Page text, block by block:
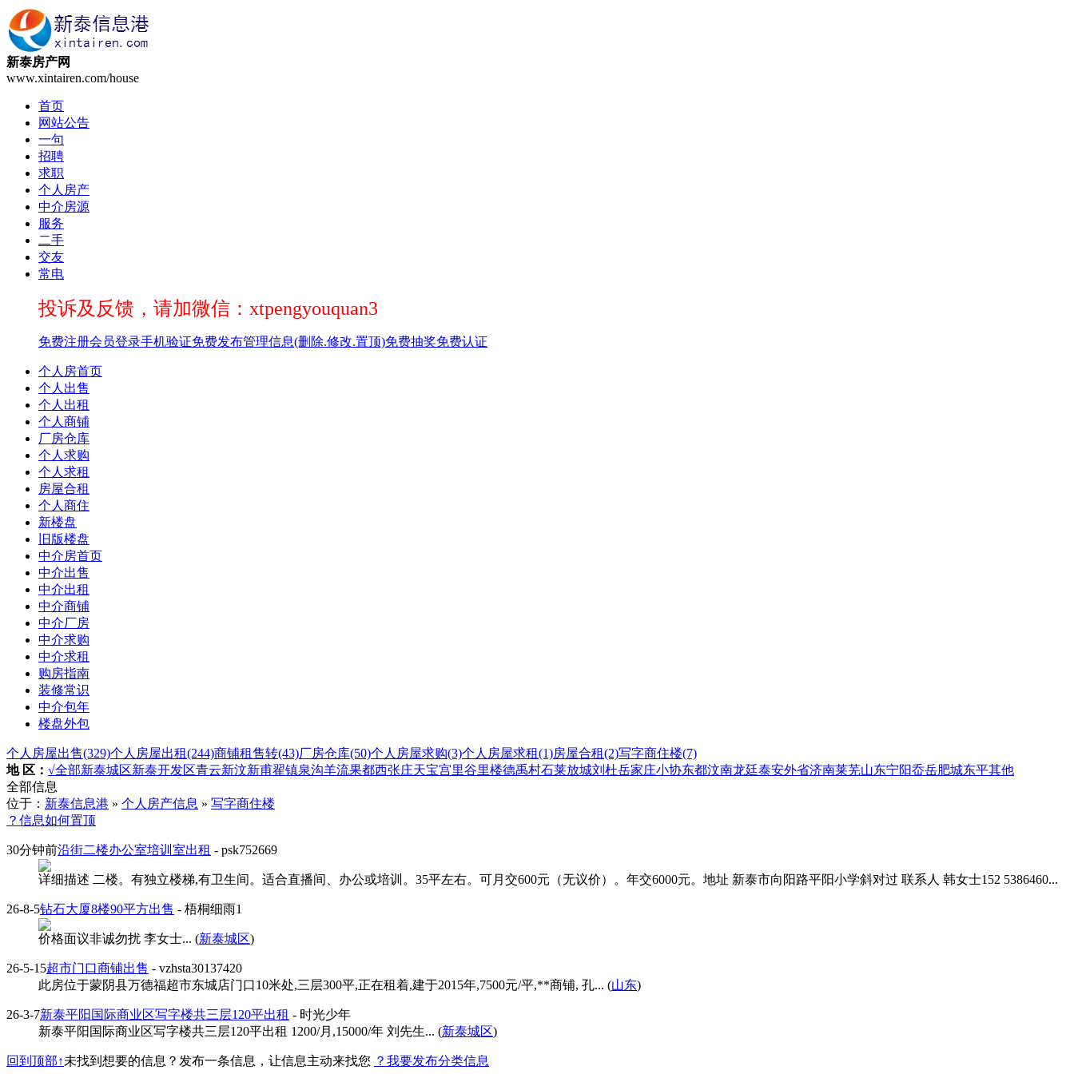
新泰房产网
www.xintairen.com/house
首页
网站公告
一句
招聘
求职
个人房产
中介房源
服务
二手
交友
常电
投诉及反馈，请加微信：xtpengyouquan3
免费注册会员登录手机验证免费发布管理信息(删除.修改.置顶)免费抽奖免费认证
个人房首页
个人出售
个人出租
个人商铺
厂房仓库
个人求购
个人求租
房屋合租
个人商住
新楼盘
旧版楼盘
中介房首页
中介出售
中介出租
中介商铺
中介厂房
中介求购
中介求租
购房指南
装修常识
中介包年
楼盘外包
个人房屋出售(329)个人房屋出租(244)商铺租售转(43)厂房仓库(50)个人房屋求购(3)个人房屋求租(1)房屋合租(2)写字商住楼(7)
地 区： √全部新泰城区新泰开发区青云新汶新甫翟镇泉沟羊流果都西张庄天宝宫里谷里楼德禹村石莱放城刘杜岳家庄小协东都汶南龙廷泰安外省济南莱芜山东宁阳岙岳肥城东平其他
全部信息
位于： 新泰信息港 » 个人房产信息 » 写字商住楼
？信息如何置顶
30分钟前沿街二楼办公室培训室出租 - psk752669
详细描述 二楼。有独立楼梯,有卫生间。适合直播间、办公或培训。35平左右。可月交600元（无议价）。年交6000元。地址 新泰市向阳路平阳小学斜对过 联系人 韩女士152 5386460...
26-8-5钻石大厦8楼90平方出售 - 梧桐细雨1
价格面议非诚勿扰 李女士... (新泰城区)
26-5-15超市门口商铺出售 - vzhsta30137420
此房位于蒙阴县万德福超市东城店门口10米处,三层300平,正在租着,建于2015年,7500元/平,**商铺, 孔... (山东)
26-3-7新泰平阳国际商业区写字楼共三层120平出租 - 时光少年
新泰平阳国际商业区写字楼共三层120平出租 1200/月,15000/年 刘先生... (新泰城区)
回到顶部↑未找到想要的信息？发布一条信息，让信息主动来找您 ？我要发布分类信息